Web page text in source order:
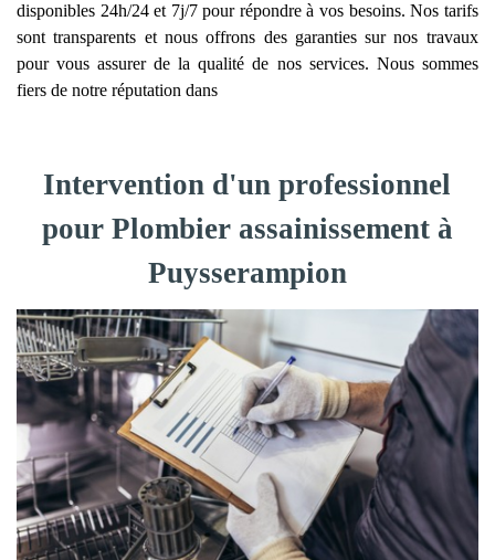
disponibles 24h/24 et 7j/7 pour répondre à vos besoins. Nos tarifs
sont transparents et nous offrons des garanties sur nos travaux
pour vous assurer de la qualité de nos services. Nous sommes
fiers de notre réputation dans
Intervention d'un professionnel
pour Plombier assainissement à
Puysserampion